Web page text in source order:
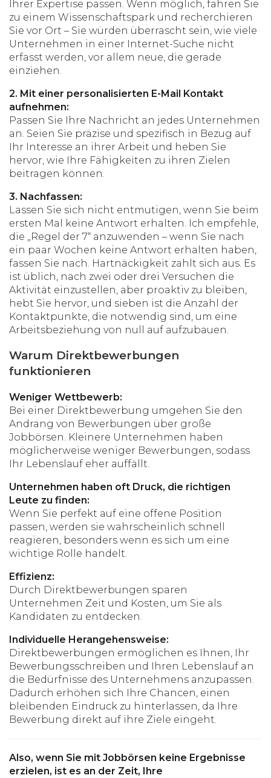
Ihrer Expertise passen. Wenn möglich, fahren Sie
zu einem Wissenschaftspark und recherchieren
Sie vor Ort – Sie würden überrascht sein, wie viele
Unternehmen in einer Internet-Suche nicht
erfasst werden, vor allem neue, die gerade
einziehen.
2. Mit einer personalisierten E-Mail Kontakt
aufnehmen:
Passen Sie Ihre Nachricht an jedes Unternehmen
an. Seien Sie präzise und spezifisch in Bezug auf
Ihr Interesse an ihrer Arbeit und heben Sie
hervor, wie Ihre Fähigkeiten zu ihren Zielen
beitragen können.
3. Nachfassen:
Lassen Sie sich nicht entmutigen, wenn Sie beim
ersten Mal keine Antwort erhalten. Ich empfehle,
die „Regel der 7“ anzuwenden – wenn Sie nach
ein paar Wochen keine Antwort erhalten haben,
fassen Sie nach. Hartnäckigkeit zahlt sich aus. Es
ist üblich, nach zwei oder drei Versuchen die
Aktivität einzustellen, aber proaktiv zu bleiben,
hebt Sie hervor, und sieben ist die Anzahl der
Kontaktpunkte, die notwendig sind, um eine
Arbeitsbeziehung von null auf aufzubauen.
Warum Direktbewerbungen
funktionieren
Weniger Wettbewerb:
Bei einer Direktbewerbung umgehen Sie den
Andrang von Bewerbungen über große
Jobbörsen. Kleinere Unternehmen haben
möglicherweise weniger Bewerbungen, sodass
Ihr Lebenslauf eher auffällt.
Unternehmen haben oft Druck, die richtigen
Leute zu finden:
Wenn Sie perfekt auf eine offene Position
passen, werden sie wahrscheinlich schnell
reagieren, besonders wenn es sich um eine
wichtige Rolle handelt.
Effizienz:
Durch Direktbewerbungen sparen
Unternehmen Zeit und Kosten, um Sie als
Kandidaten zu entdecken.
Individuelle Herangehensweise:
Direktbewerbungen ermöglichen es Ihnen, Ihr
Bewerbungsschreiben und Ihren Lebenslauf an
die Bedürfnisse des Unternehmens anzupassen.
Dadurch erhöhen sich Ihre Chancen, einen
bleibenden Eindruck zu hinterlassen, da Ihre
Bewerbung direkt auf ihre Ziele eingeht.
Also, wenn Sie mit Jobbörsen keine Ergebnisse
erzielen, ist es an der Zeit, Ihre